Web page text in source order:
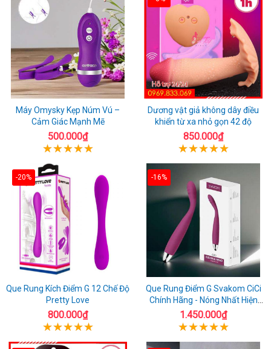
Máy Omysky Kẹp Núm Vú –
Cảm Giác Mạnh Mẽ
500.000₫
Dương vật giả không dây điều
khiển từ xa nhỏ gọn 42 độ
850.000₫
-20%
Que Rung Kích Điểm G 12 Chế Độ
Pretty Love
800.000₫
-16%
Que Rung Điểm G Svakom CiCi
Chính Hãng - Nóng Nhất Hiện
Nay
1.450.000₫